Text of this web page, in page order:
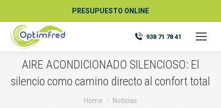
PRESUPUESTO ONLINE
938 71 78 41
AIRE ACONDICIONADO SILENCIOSO: El
silencio como camino directo al confort total
Home
Noticias